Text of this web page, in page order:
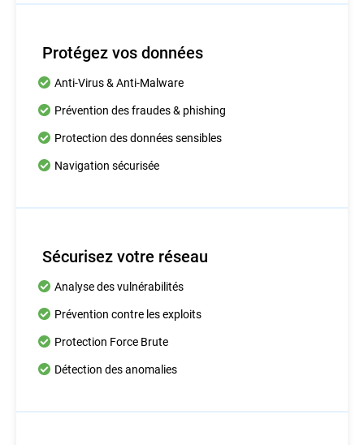
Protégez vos données
Anti-Virus & Anti-Malware
Prévention des fraudes & phishing
Protection des données sensibles
Navigation sécurisée
Sécurisez votre réseau
Analyse des vulnérabilités
Prévention contre les exploits
Protection Force Brute
Détection des anomalies